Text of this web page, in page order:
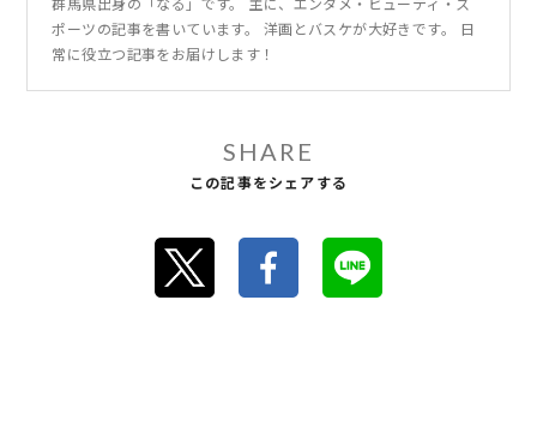
ポーツの記事を書いています。 洋画とバスケが大好きです。 日
常に役立つ記事をお届けします！
SHARE
この記事をシェアする